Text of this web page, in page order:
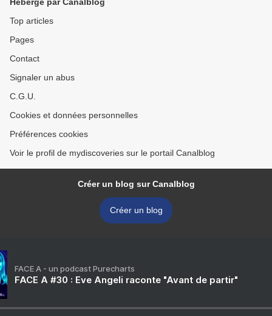
Top articles
Pages
Contact
Signaler un abus
C.G.U.
Cookies et données personnelles
Préférences cookies
Voir le profil de mydiscoveries sur le portail Canalblog
Créer un blog sur Canalblog
Créer un blog
FACE A - un podcast Purecharts
FACE A #30 : Eve Angeli raconte "Avant de partir"